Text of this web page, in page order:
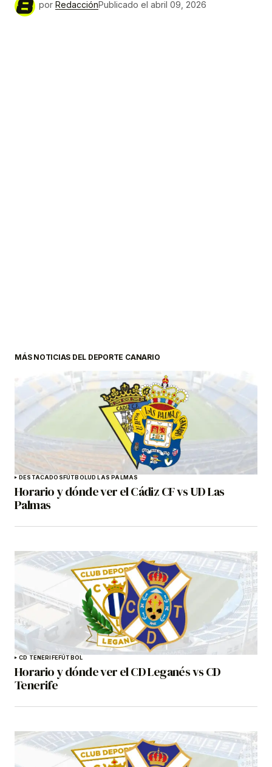
por RedacciónPublicado el abril 09, 2026
MÁS NOTICIAS DEL DEPORTE CANARIO
DESTACADOSFÚTBOLUD LAS PALMAS
Horario y dónde ver el Cádiz CF vs UD Las
Palmas
CD TENERIFEFÚTBOL
Horario y dónde ver el CD Leganés vs CD
Tenerife